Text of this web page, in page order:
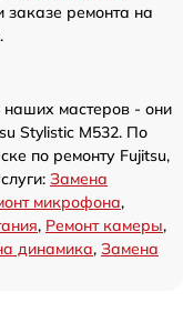
заказе ремонта на
мастеров - они
Stylistic M532. По
по ремонту Fujitsu,
Замена
микрофона,
, Ремонт камеры,
динамика, Замена